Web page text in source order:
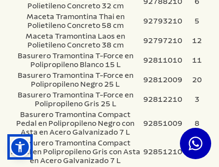
Polietileno Concreto 32 cm
Maceta Tramontina Thai en
Polietileno Concreto 58 cm
92793210
5
Maceta Tramontina Laos en
Polietileno Concreto 38 cm
92797210
12
Basurero Tramontina T-Force en
Polipropileno Blanco 15 L
92811010
11
Basurero Tramontina T-Force en
Polipropileno Negro 25 L
92812009
20
Basurero Tramontina T-Force en
Polipropileno Gris 25 L
92812210
3
Basurero Tramontina Compact
Pedal en Polipropileno Negro con
Asta en Acero Galvanizado 7 L
92851009 8
Basurero Tramontina Compact
Pedal en Polipropileno Gris con Asta
en Acero Galvanizado 7 L
92851210 13